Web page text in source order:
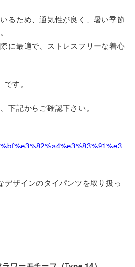
るため、通気性が良く、暑い季節
に最適で、ストレスフリーな着心
す。
下記からご確認下さい。
デザインのタイパンツを取り扱っ